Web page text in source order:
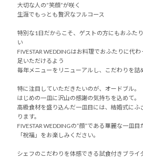
大切な人の”笑顔”が咲く
生涯でもっとも贅沢なフルコース
特別な1日だからこそ、ゲストの方にもおふた
い
FIVESTAR WEDDINGはお料理でおふたりに代
足いただけるよう
毎年メニューをリニューアルし、こだわりを詰
特に注目していただきたいのが、オードブル。
はじめの一皿に沢山の感謝の気持ちを込めて。
高級食材を盛り込んだ一皿目には、結婚式にふ
ります。
FIVESTAR WEDDINGの”顔”である華麗な一皿
「祝福」をお楽しみください。
シェフのこだわりを体感できる試食付きブライ